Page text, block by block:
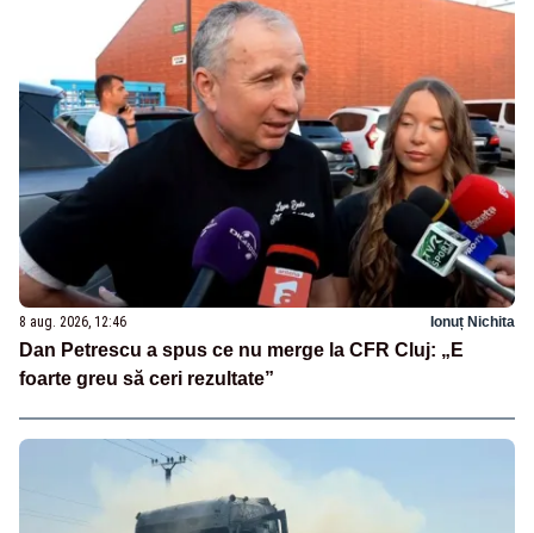
8 aug. 2026, 12:46 Ionuț Nichita
Dan Petrescu a spus ce nu merge la CFR Cluj: „E
foarte greu să ceri rezultate”